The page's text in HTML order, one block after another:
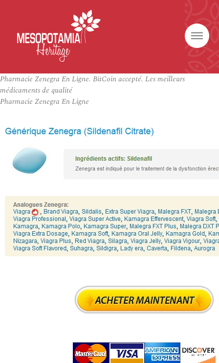
Pharmacie Zenegra En Ligne. BitCoin accepté. Les meilleurs
médicaments de qualité
Pharmacie Zenegra En Ligne